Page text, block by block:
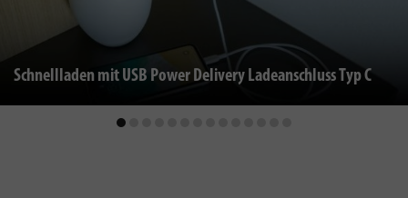
Schnellladen mit USB Power Delivery Ladeanschluss Typ C